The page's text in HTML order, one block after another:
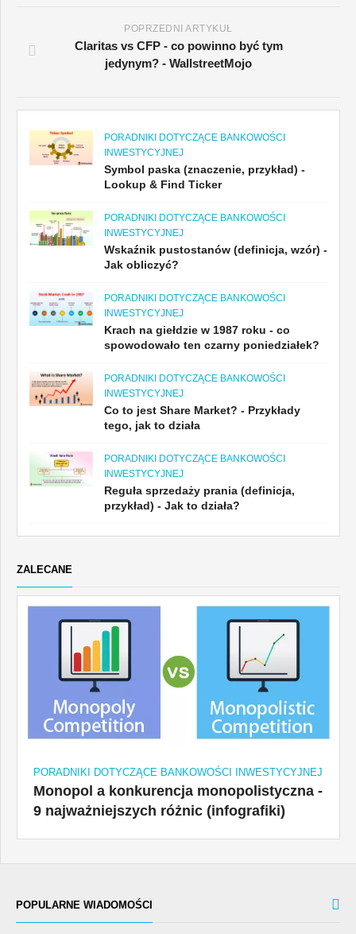
POPRZEDNI ARTYKUŁ
Claritas vs CFP - co powinno być tym
jedynym? - WallstreetMojo
PORADNIKI DOTYCZĄCE BANKOWOŚCI
INWESTYCYJNEJ
Symbol paska (znaczenie, przykład) -
Lookup & Find Ticker
PORADNIKI DOTYCZĄCE BANKOWOŚCI
INWESTYCYJNEJ
Wskaźnik pustostanów (definicja, wzór) -
Jak obliczyć?
PORADNIKI DOTYCZĄCE BANKOWOŚCI
INWESTYCYJNEJ
Krach na giełdzie w 1987 roku - co
spowodowało ten czarny poniedziałek?
PORADNIKI DOTYCZĄCE BANKOWOŚCI
INWESTYCYJNEJ
Co to jest Share Market? - Przykłady
tego, jak to działa
PORADNIKI DOTYCZĄCE BANKOWOŚCI
INWESTYCYJNEJ
Reguła sprzedaży prania (definicja,
przykład) - Jak to działa?
ZALECANE
PORADNIKI DOTYCZĄCE BANKOWOŚCI INWESTYCYJNEJ
Monopol a konkurencja monopolistyczna -
9 najważniejszych różnic (infografiki)
POPULARNE WIADOMOŚCI